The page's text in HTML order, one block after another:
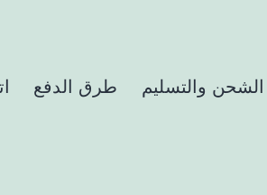
الشحن والتسليم طرق الدفع